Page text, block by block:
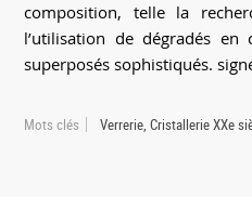
composition, telle la
l’utilisation de dégradés en
superposés sophistiqués.
Mots clés Verrerie, Cristallerie XXe